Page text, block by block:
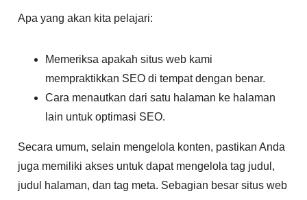
Apa yang akan kita pelajari:
Memeriksa apakah situs web kami
mempraktikkan SEO di tempat dengan benar.
Cara menautkan dari satu halaman ke halaman
lain untuk optimasi SEO.
Secara umum, selain mengelola konten, pastikan Anda
juga memiliki akses untuk dapat mengelola tag judul,
judul halaman, dan tag meta. Sebagian besar situs web